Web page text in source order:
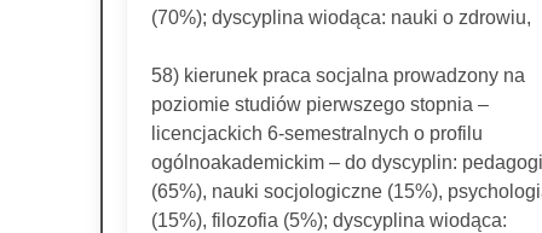
(70%); dyscyplina wiodąca: nauki o zdrowiu,
58) kierunek praca socjalna prowadzony na
poziomie studiów pierwszego stopnia –
licencjackich 6-semestralnych o profilu
ogólnoakademickim – do dyscyplin:
(65%), nauki socjologiczne (15%),
(15%), filozofia (5%); dyscyplina wiodąca: